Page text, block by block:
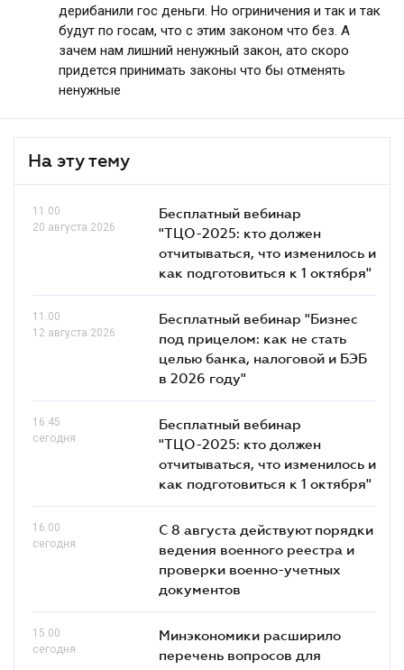
дерибанили гос деньги. Но огриничения и так и так
будут по госам, что с этим законом что без. А
зачем нам лишний ненужный закон, ато скоро
придется принимать законы что бы отменять
ненужные
На эту тему
11.00
20 августа 2026
Бесплатный вебинар
"ТЦО-2025: кто должен
отчитываться, что изменилось и
как подготовиться к 1 октября"
11.00
12 августа 2026
Бесплатный вебинар "Бизнес
под прицелом: как не стать
целью банка, налоговой и БЭБ
в 2026 году"
16.45
сегодня
Бесплатный вебинар
"ТЦО-2025: кто должен
отчитываться, что изменилось и
как подготовиться к 1 октября"
16.00
сегодня
С 8 августа действуют порядки
ведения военного реестра и
проверки военно-учетных
документов
15.00
сегодня
Минэкономики расширило
перечень вопросов для